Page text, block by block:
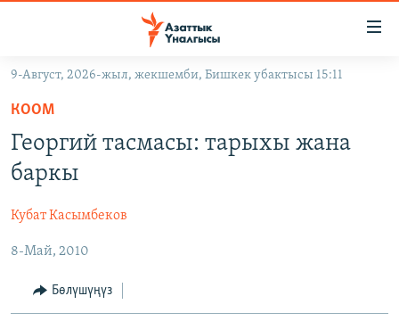
Навигацияга
өтүңүз
Издөөгө
салыңызКЫРГЫЗСТАН
ЭКОНОМИКА
МАДАНИЯТ
ДҮЙНӨ
БОРБОР АЗИЯ
УКРАИНА
АТАЙЫН ИЛИКТӨӨ
ТВ ПРОГРАММАЛАР
БҮГҮН АЗАТТЫКТА
ПОДКАСТ
ӨЗГӨЧӨ ПИКИР
9-Август, 2026-жыл, жекшемби, Бишкек убактысы 15:11
КООМ
Георгий тасмасы: тарыхы жана
баркы
Кубат Касымбеков
8-Май, 2010
Бөлүшүңүз